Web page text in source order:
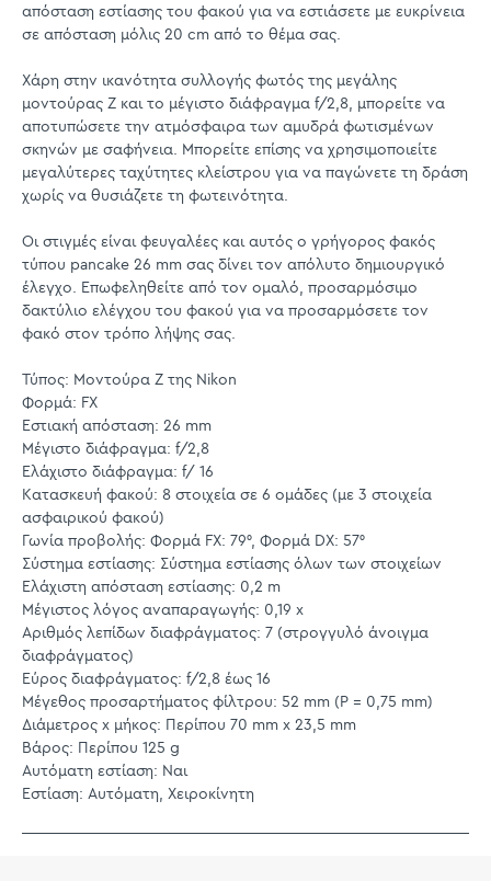
απόσταση εστίασης του φακού για να εστιάσετε με ευκρίνεια
σε απόσταση μόλις 20 cm από το θέμα σας.
Χάρη στην ικανότητα συλλογής φωτός της μεγάλης
μοντούρας Z και το μέγιστο διάφραγμα f/2,8, μπορείτε να
αποτυπώσετε την ατμόσφαιρα των αμυδρά φωτισμένων
σκηνών με σαφήνεια. Μπορείτε επίσης να χρησιμοποιείτε
μεγαλύτερες ταχύτητες κλείστρου για να παγώνετε τη δράση
χωρίς να θυσιάζετε τη φωτεινότητα.
Οι στιγμές είναι φευγαλέες και αυτός ο γρήγορος φακός
τύπου pancake 26 mm σας δίνει τον απόλυτο δημιουργικό
έλεγχο. Επωφεληθείτε από τον ομαλό, προσαρμόσιμο
δακτύλιο ελέγχου του φακού για να προσαρμόσετε τον
φακό στον τρόπο λήψης σας.
Τύπος: Μοντούρα Ζ της Nikon
Φορμά: FX
Εστιακή απόσταση: 26 mm
Μέγιστο διάφραγμα: f/2,8
Ελάχιστο διάφραγμα: f/ 16
Κατασκευή φακού: 8 στοιχεία σε 6 ομάδες (με 3 στοιχεία
ασφαιρικού φακού)
Γωνία προβολής: Φορμά FX: 79°, Φορμά DX: 57°
Σύστημα εστίασης: Σύστημα εστίασης όλων των στοιχείων
Ελάχιστη απόσταση εστίασης: 0,2 m
Μέγιστος λόγος αναπαραγωγής: 0,19 x
Αριθμός λεπίδων διαφράγματος: 7 (στρογγυλό άνοιγμα
διαφράγματος)
Εύρος διαφράγματος: f/2,8 έως 16
Μέγεθος προσαρτήματος φίλτρου: 52 mm (P = 0,75 mm)
Διάμετρος x μήκος: Περίπου 70 mm x 23,5 mm
Βάρος: Περίπου 125 g
Αυτόματη εστίαση: Ναι
Εστίαση: Αυτόματη, Χειροκίνητη